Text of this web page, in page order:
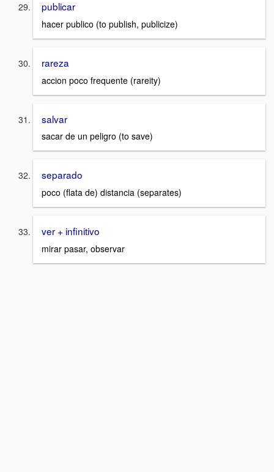
publicar
hacer publico (to publish, publicize)
rareza
accion poco frequente (rareity)
salvar
sacar de un peligro (to save)
separado
poco (flata de) distancia (separates)
ver + infinitivo
mirar pasar, observar